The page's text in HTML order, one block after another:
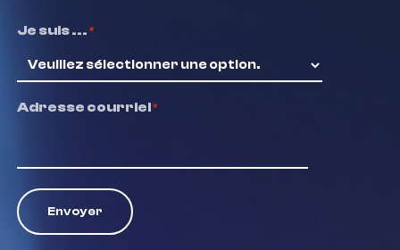
Je suis ... *
Adresse courriel*
Envoyer